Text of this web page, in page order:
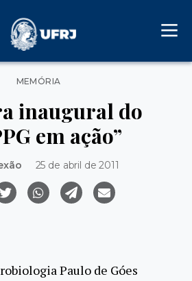
Categorias
MEMÓRIA
inaugural do
em ação”
25 de abril de 2011
Paulo de Góes